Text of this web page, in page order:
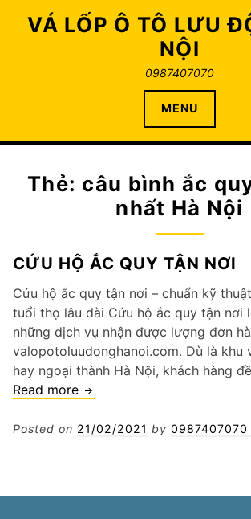
VÁ LỐP Ô TÔ LƯU
NỘI
0987407070
MENU
Thẻ: câu bình ắc
nhất Hà Nội
CỨU HỘ ẮC QUY TẬN NƠI
Cứu hộ ắc quy tận nơi – chuẩn kỹ
tuổi thọ lâu dài Cứu hộ ắc quy tận nơi
những dịch vụ nhận được lượng đơn
valopotoluudonghanoi.com. Dù là khu
hay ngoại thành Hà Nội, khách hàng
Read more Cứu
ắc
Posted on 21/02/2021 by 0987407070